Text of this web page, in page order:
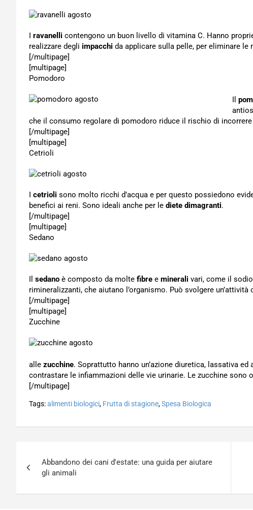
I ravanelli contengono un buon livello di vitamina C. Hanno
realizzare degli impacchi da applicare sulla pelle, per eliminare le
[/multipage]
[multipage]
Pomodoro
Il
che il consumo regolare di pomodoro riduce il rischio di
[/multipage]
[multipage]
Cetrioli
I cetrioli sono molto ricchi d’acqua e per questo possiedono
benefici ai reni. Sono ideali anche per le diete dimagranti.
[/multipage]
[multipage]
Sedano
Il sedano è composto da molte fibre e minerali vari, come il
rimineralizzanti, che aiutano l’organismo. Può svolgere
[/multipage]
[multipage]
Zucchine
alle zucchine. Soprattutto hanno un’azione diuretica, lassativa
contrastare le infiammazioni delle vie urinarie. Le zucchine sono
[/multipage]
Tags:alimenti biologici, Frutta di stagione,Spesa Biologica
articoli
Abbandono dei cani d'estate: una guida per aiutare
gli animali